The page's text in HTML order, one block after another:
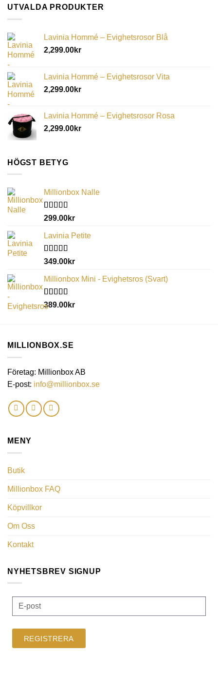
UTVALDA PRODUKTER
Lavinia Hommé – Evighetsrosor Blå
2,299.00kr
Lavinia Hommé – Evighetsrosor Vita
2,299.00kr
Lavinia Hommé – Evighetsrosor Rosa
2,299.00kr
HÖGST BETYG
Millionbox Nalle
Betygsatt
299.00kr
Lavinia Petite
Betygsatt
349.00kr
Millionbox Mini - Evighetsros (Svart)
Betygsatt
5.00
389.00kr
MILLIONBOX.SE
Företag: Millionbox AB
E-post: info@millionbox.se
MENY
Butik
Millionbox FAQ
Köpvillkor
Om Oss
Kontakt
NYHETSBREV SIGNUP
REGISTRERA